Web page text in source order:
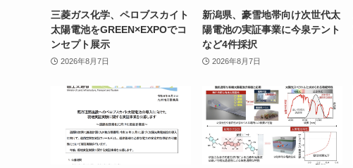
三菱ガス化学、ペロブスカイト
太陽電池をGREEN×EXPOでコ
ンセプト展示
2026年8月7日
新潟県、豪雪地帯向け次世代太
陽電池の実証事業に今泉テント
など4件採択
2026年8月7日